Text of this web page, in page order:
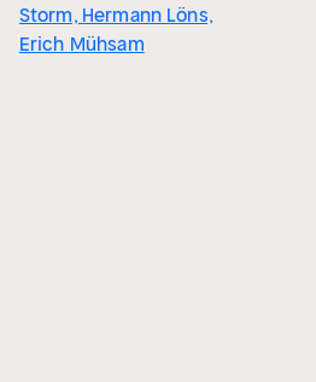
Storm, Hermann Löns,
Erich Mühsam